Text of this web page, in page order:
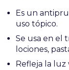
Es un
uso tópico.
Se usa en el
lociones,
Refleja la